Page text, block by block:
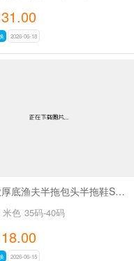
2026-06-18
新款厚底渔夫半拖包头半拖鞋SA3709-2
米色 35码-40码
2026-06-15